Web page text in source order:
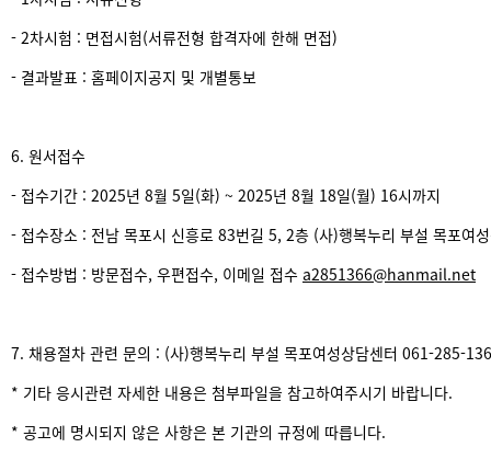
- 2차시험 : 면접시험(서류전형 합격자에 한해 면접)
- 결과발표 : 홈페이지공지 및 개별통보
6. 원서접수
- 접수기간 : 2025년 8월 5일(화) ~ 2025년 8월 18일(월) 16시까지
- 접수장소 : 전남 목포시 신흥로 83번길 5, 2층 (사)행복누리 부설 목포여
- 접수방법 : 방문접수, 우편접수, 이메일 접수 a2851366@hanmail.net
7. 채용절차 관련 문의 : (사)행복누리 부설 목포여성상담센터 061-285-
* 기타 응시관련 자세한 내용은 첨부파일을 참고하여주시기 바랍니다.
* 공고에 명시되지 않은 사항은 본 기관의 규정에 따릅니다.